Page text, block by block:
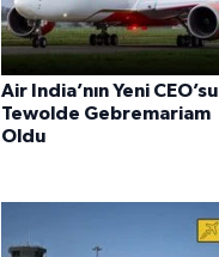
Air India’nın Yeni CEO’su
Tewolde Gebremariam
Oldu